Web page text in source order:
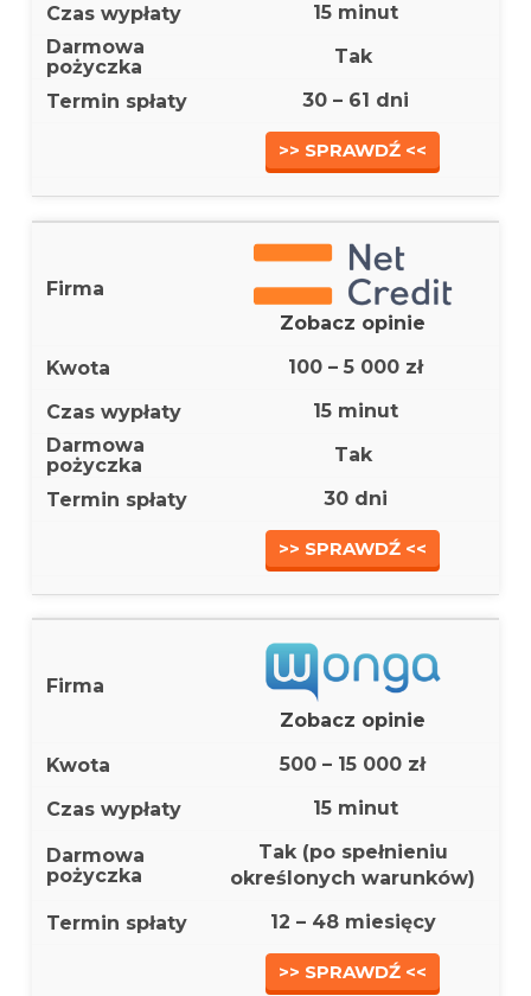
15 minut
Tak
30 – 61 dni
>> SPRAWDŹ <<
Zobacz opinie
100 – 5 000 zł
15 minut
Tak
30 dni
>> SPRAWDŹ <<
Zobacz opinie
500 – 15 000 zł
15 minut
Tak (po spełnieniu
określonych warunków)
12 – 48 miesięcy
>> SPRAWDŹ <<